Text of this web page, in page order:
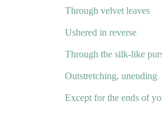
Through velvet leaves
Ushered in reverse
Through the silk-like
Outstretching, unending
Except for the ends of